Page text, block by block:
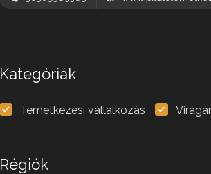
Kategóriák
Temetkezési vállalkozás
Régiók